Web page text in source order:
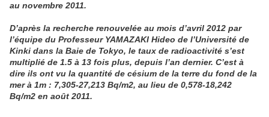
au novembre 2011.
D’après la recherche renouvelée au mois d’avril 2012 par
l’équipe du Professeur YAMAZAKI Hideo de l’Université de
Kinki dans la Baie de Tokyo, le taux de radioactivité s’est
multiplié de 1.5 à 13 fois plus, depuis l’an dernier. C’est à
dire ils ont vu la quantité de césium de la terre du fond de la
mer à 1m : 7,305-27,213 Bq/m2, au lieu de 0,578-18,242
Bq/m2 en août 2011.